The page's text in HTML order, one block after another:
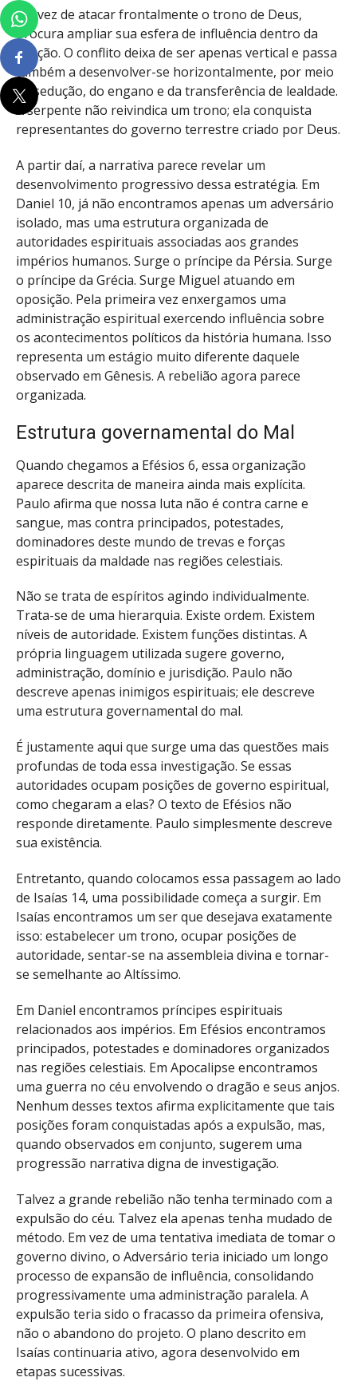
Em vez de atacar frontalmente o trono de Deus,
procura ampliar sua esfera de influência dentro da
criação. O conflito deixa de ser apenas vertical e passa
também a desenvolver-se horizontalmente, por meio
da sedução, do engano e da transferência de lealdade.
A serpente não reivindica um trono; ela conquista
representantes do governo terrestre criado por Deus.
A partir daí, a narrativa parece revelar um
desenvolvimento progressivo dessa estratégia. Em
Daniel 10, já não encontramos apenas um adversário
isolado, mas uma estrutura organizada de
autoridades espirituais associadas aos grandes
impérios humanos. Surge o príncipe da Pérsia. Surge
o príncipe da Grécia. Surge Miguel atuando em
oposição. Pela primeira vez enxergamos uma
administração espiritual exercendo influência sobre
os acontecimentos políticos da história humana. Isso
representa um estágio muito diferente daquele
observado em Gênesis. A rebelião agora parece
organizada.
Estrutura governamental do Mal
Quando chegamos a Efésios 6, essa organização
aparece descrita de maneira ainda mais explícita.
Paulo afirma que nossa luta não é contra carne e
sangue, mas contra principados, potestades,
dominadores deste mundo de trevas e forças
espirituais da maldade nas regiões celestiais.
Não se trata de espíritos agindo individualmente.
Trata-se de uma hierarquia. Existe ordem. Existem
níveis de autoridade. Existem funções distintas. A
própria linguagem utilizada sugere governo,
administração, domínio e jurisdição. Paulo não
descreve apenas inimigos espirituais; ele descreve
uma estrutura governamental do mal.
É justamente aqui que surge uma das questões mais
profundas de toda essa investigação. Se essas
autoridades ocupam posições de governo espiritual,
como chegaram a elas? O texto de Efésios não
responde diretamente. Paulo simplesmente descreve
sua existência.
Entretanto, quando colocamos essa passagem ao lado
de Isaías 14, uma possibilidade começa a surgir. Em
Isaías encontramos um ser que desejava exatamente
isso: estabelecer um trono, ocupar posições de
autoridade, sentar-se na assembleia divina e tornar-
se semelhante ao Altíssimo.
Em Daniel encontramos príncipes espirituais
relacionados aos impérios. Em Efésios encontramos
principados, potestades e dominadores organizados
nas regiões celestiais. Em Apocalipse encontramos
uma guerra no céu envolvendo o dragão e seus anjos.
Nenhum desses textos afirma explicitamente que tais
posições foram conquistadas após a expulsão, mas,
quando observados em conjunto, sugerem uma
progressão narrativa digna de investigação.
Talvez a grande rebelião não tenha terminado com a
expulsão do céu. Talvez ela apenas tenha mudado de
método. Em vez de uma tentativa imediata de tomar o
governo divino, o Adversário teria iniciado um longo
processo de expansão de influência, consolidando
progressivamente uma administração paralela. A
expulsão teria sido o fracasso da primeira ofensiva,
não o abandono do projeto. O plano descrito em
Isaías continuaria ativo, agora desenvolvido em
etapas sucessivas.